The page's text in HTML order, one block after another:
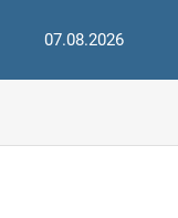
07.08.2026